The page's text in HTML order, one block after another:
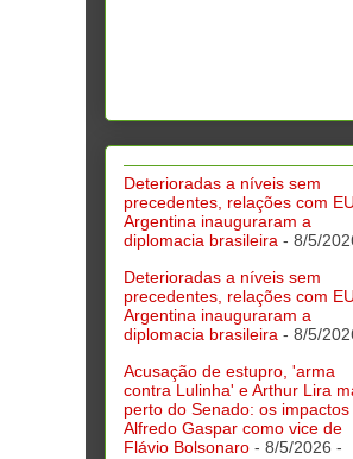
Deterioradas a níveis sem
precedentes, relações com
Argentina inauguraram a
diplomacia brasileira - 8/5/
Deterioradas a níveis sem
precedentes, relações com
Argentina inauguraram a
diplomacia brasileira - 8/5/
Acusação de estupro, 'arma
contra Lulinha' e Arthur Lira
perto do Senado: os impactos
Alfredo Gaspar como vice de
Flávio Bolsonaro - 8/5/2026 -